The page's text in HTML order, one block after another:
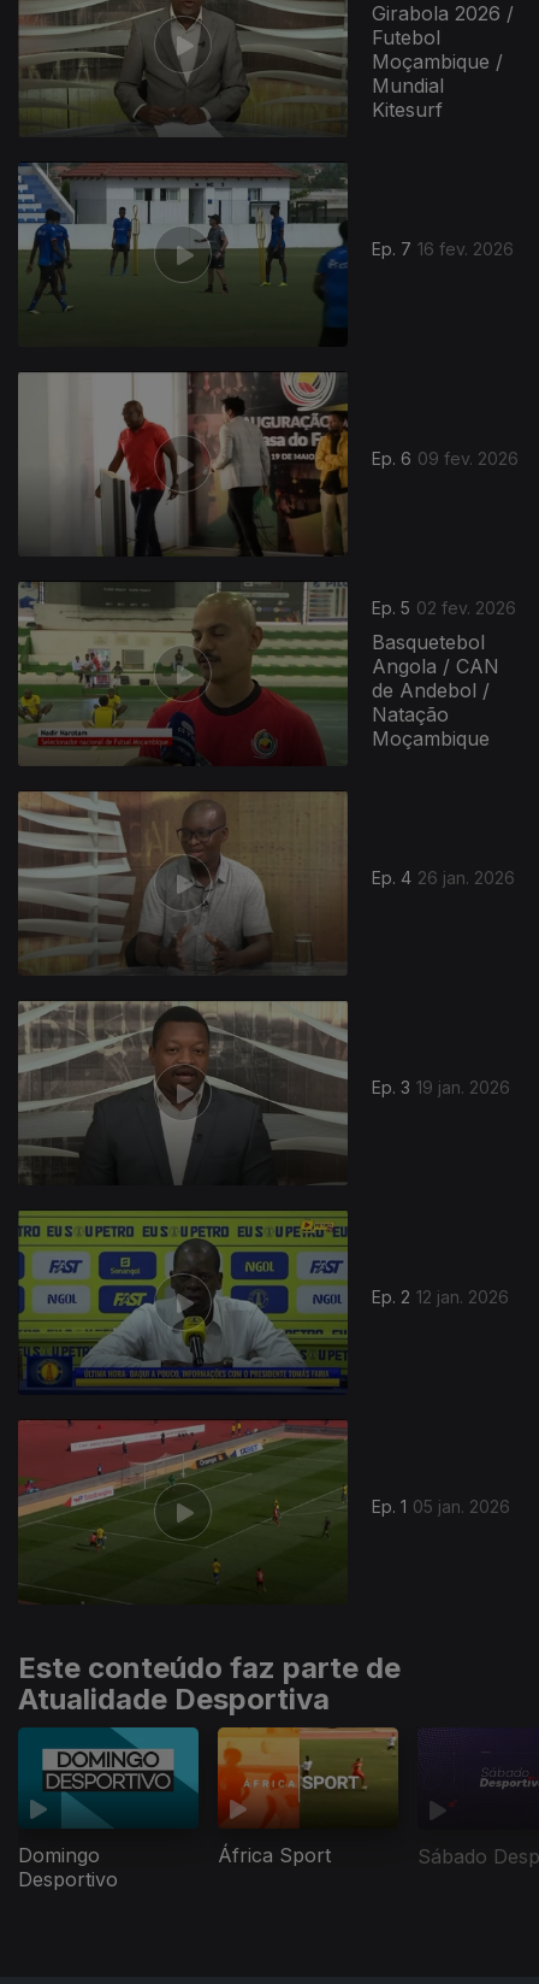
Girabola 2026 /
Futebol
Moçambique /
Mundial
Kitesurf
Ep. 7 16 fev. 2026
Ep. 6 09 fev. 2026
Ep. 5 02 fev. 2026
Basquetebol
Angola / CAN
de Andebol /
Natação
Moçambique
Ep. 4 26 jan. 2026
Ep. 3 19 jan. 2026
Ep. 2 12 jan. 2026
Ep. 1 05 jan. 2026
900247
Este conteúdo faz parte de
Atualidade Desportiva
Domingo
Desportivo
África Sport Sábado